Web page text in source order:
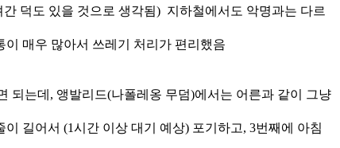
덕도 있을 것으로 생각됨) 지하철에서도 악명과는 다르
매우 많아서 쓰레기 처리가 편리했음
되는데, 앵발리드(나폴레옹 무덤)에서는 어른과 같이 그냥
길어서 (1시간 이상 대기 예상) 포기하고, 3번째에 아침